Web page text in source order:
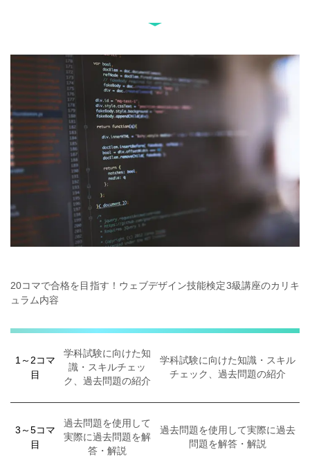
20コマで合格を目指す！ ウェブデザイン技能検定3級講座のカリキ
ュラム内容
1～2コマ
目
学科試験に向けた知
識・スキルチェッ
ク、過去問題の紹介
学科試験に向けた知識・スキル
チェック、過去問題の紹介
3～5コマ
目
過去問題を使用して
実際に過去問題を解
答・解説
過去問題を使用して実際に過去
問題を解答・解説